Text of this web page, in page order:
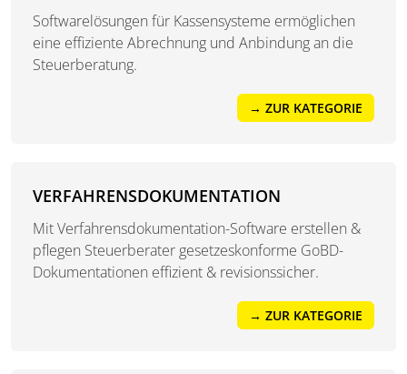
Softwarelösungen für Kassensysteme ermöglichen
eine effiziente Abrechnung und Anbindung an die
Steuerberatung.
→ ZUR KATEGORIE
VERFAHRENSDOKUMENTATION
Mit Verfahrensdokumentation-Software erstellen &
pflegen Steuerberater gesetzeskonforme GoBD-
Dokumentationen effizient & revisionssicher.
→ ZUR KATEGORIE